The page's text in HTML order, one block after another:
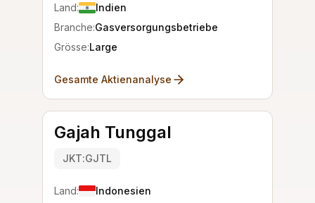
Land:
Indien
Branche:Gasversorgungsbetriebe
Grösse:Large
Gesamte Aktienanalyse
Gajah Tunggal
JKT:GJTL
Land:
Indonesien